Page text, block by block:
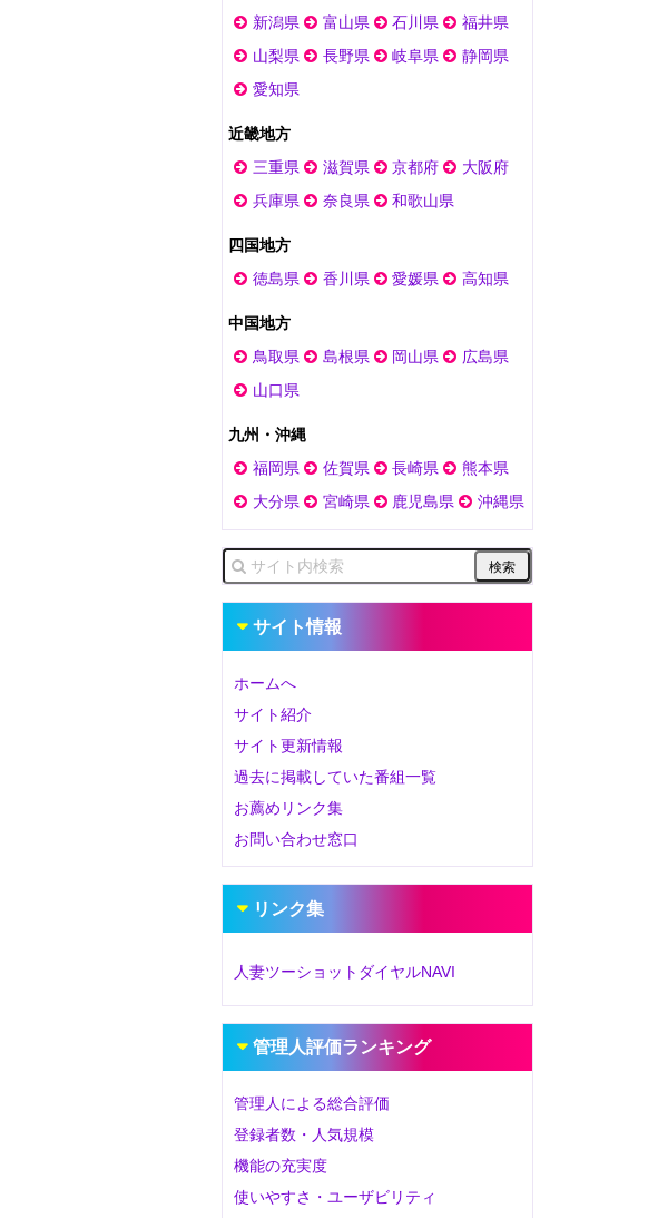
新潟県
富山県 石川県
福井県
山梨県
長野県 岐阜県
静岡県
愛知県
近畿地方
三重県
滋賀県 京都府
大阪府
兵庫県
奈良県 和歌山県
四国地方
徳島県
香川県 愛媛県 高知県
中国地方
鳥取県
島根県 岡山県
広島県
山口県
九州・沖縄
福岡県
佐賀県 長崎県
熊本県
大分県
宮崎県 鹿児島県 沖縄県
サイト情報
ホームへ
サイト紹介
サイト更新情報
過去に掲載していた番組一覧
お薦めリンク集
お問い合わせ窓口
リンク集
人妻ツーショットダイヤルNAVI
管理人評価ランキング
管理人による総合評価
登録者数・人気規模
機能の充実度
使いやすさ・ユーザビリティ